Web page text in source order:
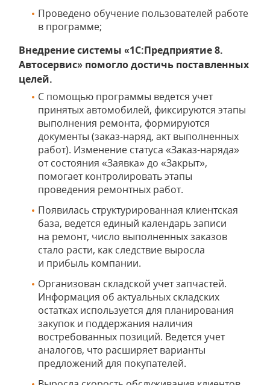
Проведено обучение пользователей работе
в программе;
Внедрение системы «1С:Предприятие 8.
Автосервис» помогло достичь поставленных
целей.
С помощью программы ведется учет
принятых автомобилей, фиксируются этапы
выполнения ремонта, формируются
документы (заказ-наряд, акт выполненных
работ). Изменение статуса «Заказ-наряда»
от состояния «Заявка» до «Закрыт»,
помогает контролировать этапы
проведения ремонтных работ.
Появилась структурированная клиентская
база, ведется единый календарь записи
на ремонт, число выполненных заказов
стало расти, как следствие выросла
и прибыль компании.
Организован складской учет запчастей.
Информация об актуальных складских
остатках используется для планирования
закупок и поддержания наличия
востребованных позиций. Ведется учет
аналогов, что расширяет варианты
предложений для покупателей.